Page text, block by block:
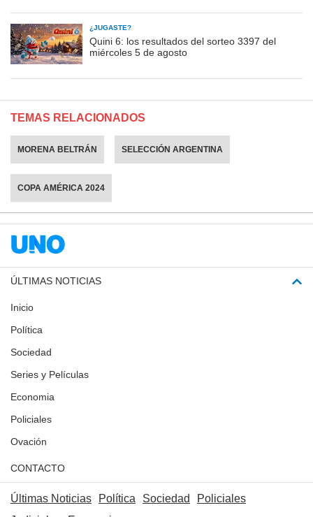
¿JUGASTE?
Quini 6: los resultados del sorteo 3397 del
miércoles 5 de agosto
TEMAS RELACIONADOS
MORENA BELTRÁN SELECCIÓN ARGENTINA
COPA AMÉRICA 2024
ÚLTIMAS NOTICIAS
Inicio
Política
Sociedad
Series y Películas
Economia
Policiales
Ovación
CONTACTO
Últimas Noticias Política Sociedad
Policiales